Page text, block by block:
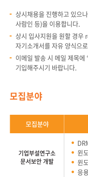
상시채용을 진행하고 있으
사람인 등)을 이용합니다.
상시 입사지원을 원할 경우
자기소개서를 자유 양식으
이메일 발송 시 메일 제목에
기입해주시기 바랍니다.
모집분야
모집분야
기업부설연구소
문서보안 개발
윈
윈
응